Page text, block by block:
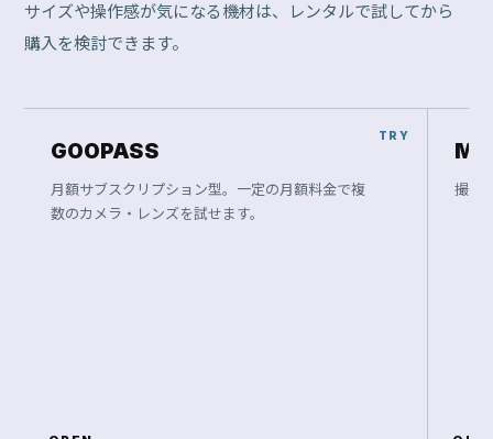
サイズや操作感が気になる機材は、レンタルで試してから
購入を検討できます。
GOOPASS
月額サブスクリプション型。一定の月額料金で複
数のカメラ・レンズを試せます。
撮影